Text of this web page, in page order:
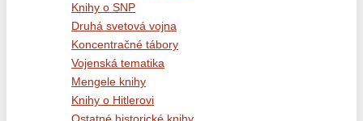
Knihy o SNP
Druhá svetová vojna
Koncentračné tábory
Vojenská tematika
Mengele knihy
Knihy o Hitlerovi